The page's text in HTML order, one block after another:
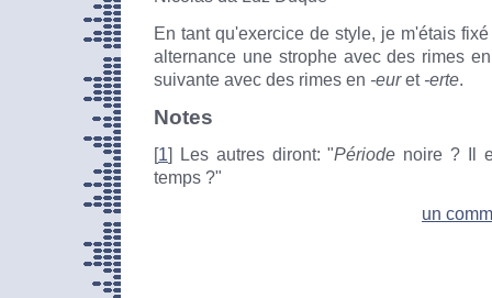
En tant qu'exercice de style, je m'étais
alternance une strophe avec des rimes
suivante avec des rimes en -euret -erte.
Notes
[1] Les autres diront: "Période noire ? Il
temps ?"
un